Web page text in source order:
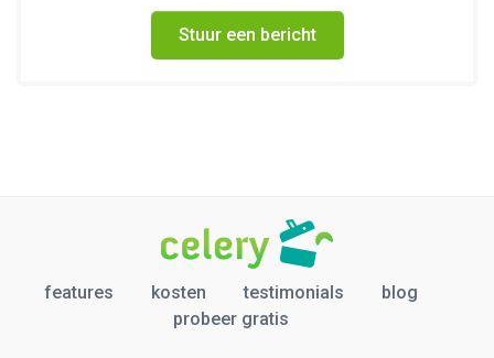
Stuur een bericht
features kosten testimonials
blog
probeer gratis